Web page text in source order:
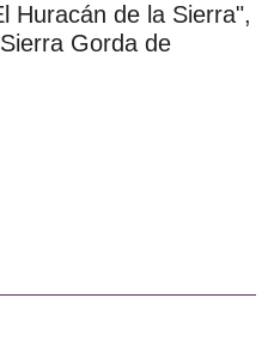
Huracán de la Sierra",
Gorda de